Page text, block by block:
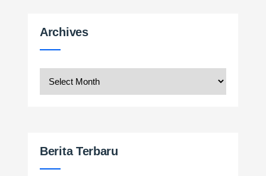
ArchivesArchives
Berita Terbaru